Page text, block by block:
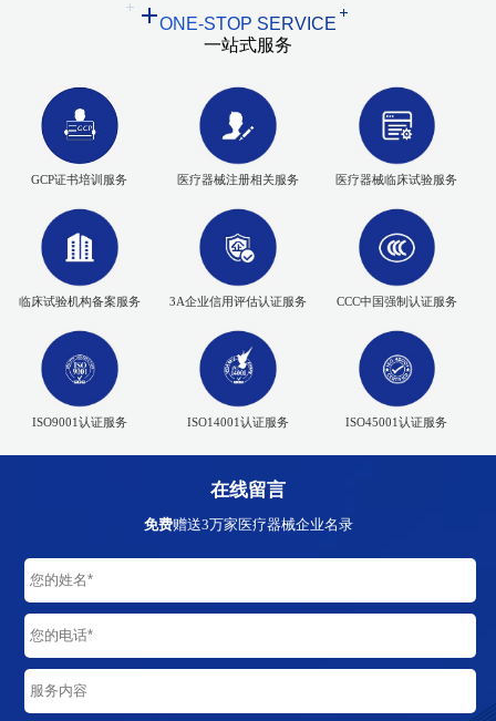
ONE-STOP SERVICE
一站式服务
GCP证书培训服务 医疗器械注册相关服务 医疗器械临床试验服务
临床试验机构备案服务 3A企业信用评估认证服务 CCC中国强制认证服务
ISO9001认证服务 ISO14001认证服务 ISO45001认证服务
在线留言
免费赠送3万家医疗器械企业名录